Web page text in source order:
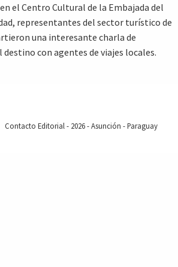
el Centro Cultural de la Embajada del
representantes del sector turístico de
una interesante charla de
con agentes de viajes locales.
Contacto Editorial - 2026 - Asunción - Paraguay